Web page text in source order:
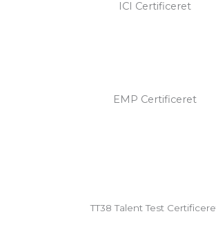
ICI Certificeret
EMP Certificeret
TT38 Talent Test